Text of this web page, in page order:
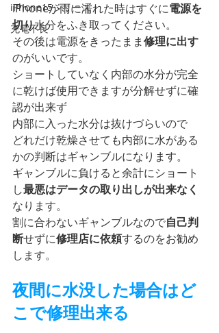
iPhone15シリーズ
充電不良
iPhoneが雨に濡れた時はすぐに電源を
切り水分をふき取ってください。
その後は電源をきったまま修理に出す
のがいいです。
ショートしていなく内部の水分が完全
に乾けば使用できますが分解せずに確
認が出来ず
内部に入った水分は抜けづらいので
どれだけ乾燥させても内部に水がある
かの判断はギャンブルになります。
ギャンブルに負けると余計にショート
し最悪はデータの取り出しが出来なく
なります。
割に合わないギャンブルなので自己判
断せずに修理店に依頼するのをお勧め
します。
夜間に水没した場合はど
こで修理出来る